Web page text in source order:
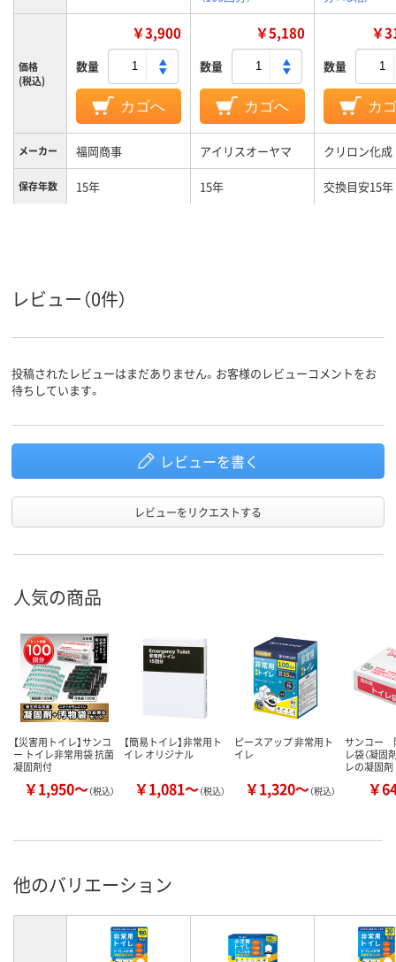
価格
(税込)
￥3,900
数量
カゴへ
￥5,180
数量
カゴへ
￥
数量
カ
メーカー 福岡商事 アイリスオーヤマ クリロン化成
保存年数 15年 15年 交換目安15年
レビュー（0件）
投稿されたレビューはまだありません。お客様のレビューコメントをお
待ちしています。
レビューを書く
レビューをリクエストする
人気の商品
【災害用トイレ】サンコ
ー トイレ非常用袋 抗菌
凝固剤付
￥1,950～（税込）
【簡易トイレ】非常用ト
イレ オリジナル
￥1,081～（税込）
ピースアップ 非常用ト
イレ
￥1,320～（税込）
サンコー
レ袋（凝固
レの凝固剤
￥
他のバリエーション